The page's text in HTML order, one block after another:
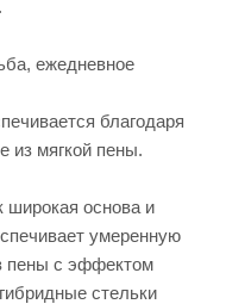
ежедневное
благодаря
из мягкой пены.
широкая основа и
умеренную
пены с эффектом
стельки